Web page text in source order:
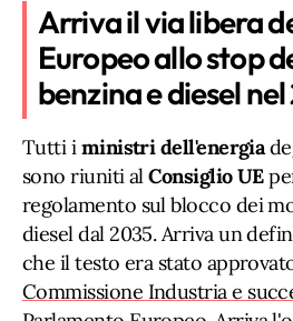
Arriva il via libera
Europeo allo stop
benzina e diesel
Tutti iministri dell'energia
sono riuniti alConsiglio UE
regolamento sul blocco dei
diesel dal 2035. Arriva un
che il testo era stato
Commissione Industria e